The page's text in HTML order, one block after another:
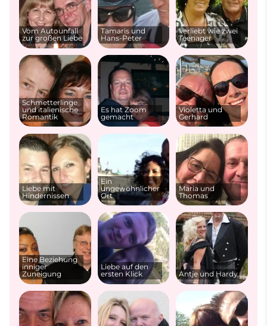
Vom Autounfall
zur großen Liebe
Tamaris und
Hans-Peter
Verliebt wie zwei
Teenager
Schmetterlinge
und italienische
Romantik
Es hat Zoom
gemacht
Violetta und
Gerhard
Liebe mit
Hindernissen
Ein
ungewöhnlicher
Ort
Maria und
Thomas
Eine Beziehung
inniger
Zuneigung
Liebe auf den
ersten Klick
Antje und Hardy